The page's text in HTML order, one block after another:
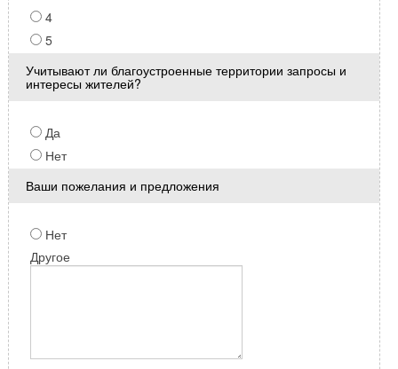
4
5
Учитывают ли благоустроенные территории запросы и
интересы жителей?
Да
Нет
Ваши пожелания и предложения
Нет
Другое